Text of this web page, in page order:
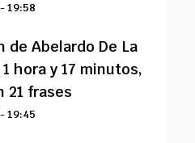
19:58
de Abelardo De La
hora y 17 minutos,
21 frases
19:45